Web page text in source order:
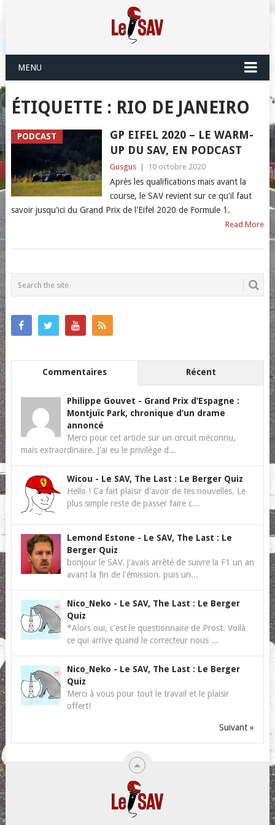
MENU
ÉTIQUETTE : RIO DE JANEIRO
PODCAST
GP EIFEL 2020 – LE WARM-
UP DU SAV, EN PODCAST
Gusgus 10 octobre 2020
Après les qualifications mais avant la
course, le SAV revient sur ce qu'il faut
savoir jusqu'ici du Grand Prix de l'Eifel 2020 de Formule 1.
Read More
POSTS
NAVIGATION
Commentaires Récent
Philippe Gouvet - Grand Prix d’Espagne :
Montjuïc Park, chronique d’un drame
annoncé
Merci pour cet article sur un circuit méconnu,
mais extraordinaire. J'ai eu le privilège d...
Wicou - Le SAV, The Last : Le Berger Quiz
Hello ! Ca fait plaisir d'avoir de tes nouvelles. Le
plus simple reste de passer faire c...
Lemond Estone - Le SAV, The Last : Le
Berger Quiz
bonjour le SAV. j'avais arrêté de suivre la F1 un an
avant la fin de l'émission. puis un...
Nico_Neko - Le SAV, The Last : Le Berger
Quiz
*Alors oui, c'est le questionnaire de Prost. Voilà
ce qui arrive quand le correcteur nous ...
Nico_Neko - Le SAV, The Last : Le Berger
Quiz
Merci à vous pour tout le travail et le plaisir
offert!
Suivant »